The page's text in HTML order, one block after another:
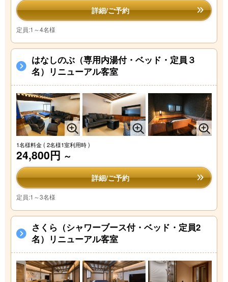
詳細/ご予約
定員:1～4名様
はなしのぶ（専用内湯付・ベッド・定員３
名）リニューアル客室
1名様料金( 2名様1室利用時 )
24,800円 ～
詳細/ご予約
定員:1～3名様
さくら（シャワーブース付・ベッド・定員2
名）リニューアル客室